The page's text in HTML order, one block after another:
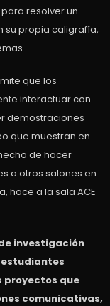
resolver un
su propia caligrafía,
que los
interactuar con
demostraciones
que muestran en
de hacer
a otros salones en
hace a la sala ACE
investigación
proyectos que
comunicativas,